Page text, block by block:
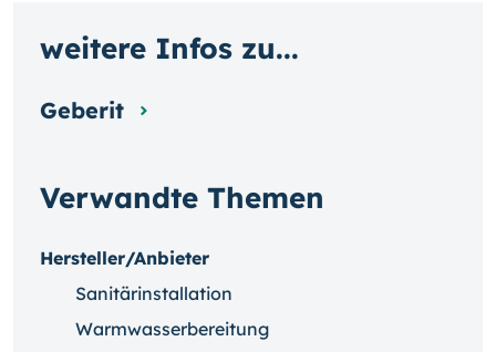
Verwandte Themen
Hersteller/Anbieter
Sanitärinstallation
Warmwasserbereitung
weitere Infos zu...
Geberit